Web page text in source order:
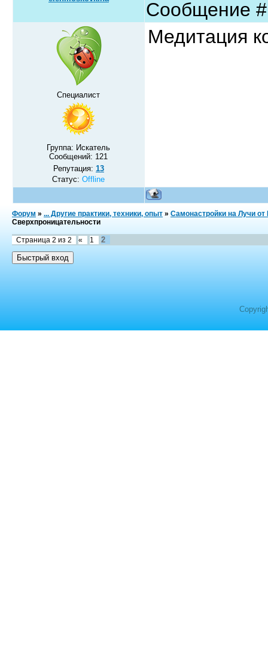
Сообщение
Специалист
Группа: Искатель
Сообщений: 121
Репутация: 13
Статус:Offline
Медитация
Форум » ... Другие практики, техники, опыт » Самонастройки на Лучи от
Сверхпроницательности
Страница 2 из 2 « 1 2